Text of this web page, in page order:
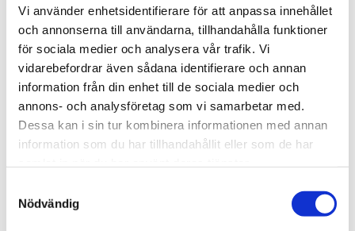
Vi använder enhetsidentifierare för att anpassa innehållet
och annonserna till användarna, tillhandahålla funktioner
för sociala medier och analysera vår trafik. Vi
vidarebefordrar även sådana identifierare och annan
information från din enhet till de sociala medier och
annons- och analysföretag som vi samarbetar med.
Dessa kan i sin tur kombinera informationen med annan
information som du har tillhandahållit eller som de har
Nödvändig
320 mm. En praktisk lösning för alla hundägare som vill
kombinera stil och funktion. Välj mellan röd, blå eller brun färg.
Mått:A:9 cm B:4 cm C:5,5 cm
Dela med dig
F
a
e